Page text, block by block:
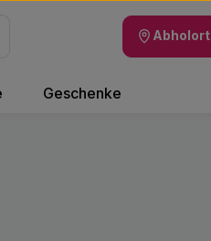
Abholort
Geschenke